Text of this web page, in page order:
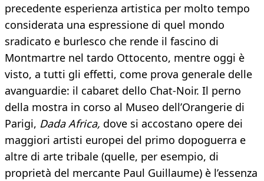
precedente esperienza artistica per molto tempo
considerata una espressione di quel mondo
sradicato e burlesco che rende il fascino di
Montmartre nel tardo Ottocento, mentre oggi è
visto, a tutti gli effetti, come prova generale delle
avanguardie: il cabaret dello Chat-Noir. Il perno
della mostra in corso al Museo dell’Orangerie di
Parigi, Dada Africa, dove si accostano opere dei
maggiori artisti europei del primo dopoguerra e
altre di arte tribale (quelle, per esempio, di
proprietà del mercante Paul Guillaume) è l’essenza